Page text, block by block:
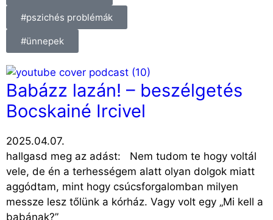
#pszichés problémák
#ünnepek
Babázz lazán! – beszélgetés
Bocskainé Ircivel
2025.04.07.
hallgasd meg az adást: Nem tudom te hogy voltál
vele, de én a terhességem alatt olyan dolgok miatt
aggódtam, mint hogy csúcsforgalomban milyen
messze lesz tőlünk a kórház. Vagy volt egy „Mi kell a
babának?”